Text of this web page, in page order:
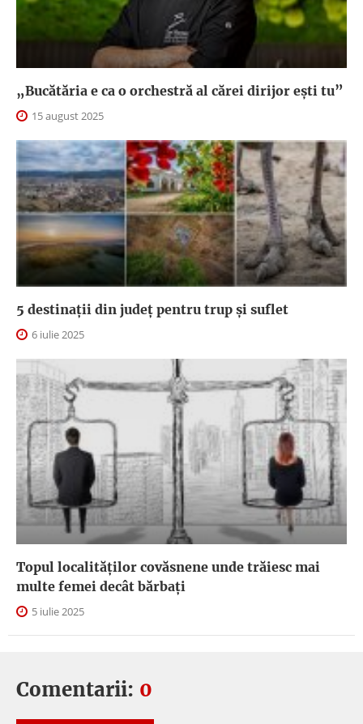
„Bucătăria e ca o orchestră al cărei dirijor ești tu”
15 august 2025
5 destinații din județ pentru trup și suflet
6 iulie 2025
Topul localităților covăsnene unde trăiesc mai
multe femei decât bărbați
5 iulie 2025
Comentarii: 0